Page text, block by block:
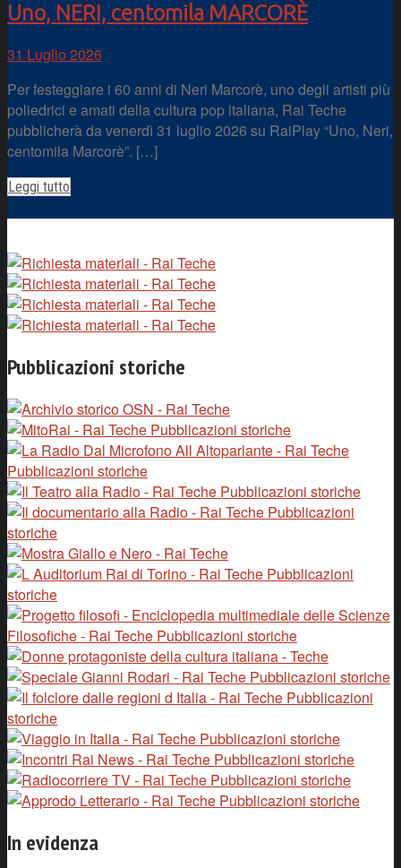
Uno, NERI, centomila MARCORÈ
31 Luglio 2026
Per festeggiare i 60 anni di Neri Marcorè, uno degli artisti più
poliedrici e amati della cultura pop italiana, Rai Teche
pubblicherà da venerdì 31 luglio 2026 su RaiPlay “Uno, Neri,
centomila Marcorè”. […]
Leggi tutto
Pubblicazioni storiche
In evidenza